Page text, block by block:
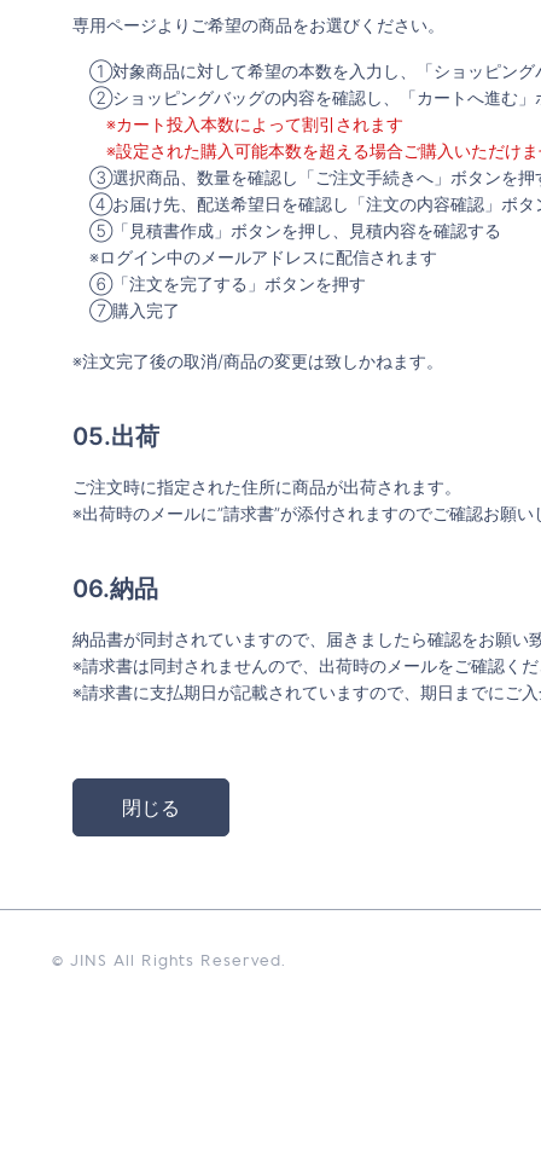
専用ページよりご希望の商品をお選びください。
①対象商品に対して希望の本数を入力し、「ショッピング
②ショッピングバッグの内容を確認し、「カートへ進む」
※カート投入本数によって割引されます
※設定された購入可能本数を超える場合ご購入いただけ
③選択商品、数量を確認し「ご注文手続きへ」ボタンを押
④お届け先、配送希望日を確認し「注文の内容確認」ボタ
⑤「見積書作成」ボタンを押し、見積内容を確認する
※ログイン中のメールアドレスに配信されます
⑥「注文を完了する」ボタンを押す
⑦購入完了
※注文完了後の取消/商品の変更は致しかねます。
05.出荷
ご注文時に指定された住所に商品が出荷されます。
※出荷時のメールに”請求書”が添付されますのでご確認お願い
06.納品
納品書が同封されていますので、届きましたら確認をお願い
※請求書は同封されませんので、出荷時のメールをご確認く
※請求書に支払期日が記載されていますので、期日までにご
閉じる
© JINS All Rights Reserved.